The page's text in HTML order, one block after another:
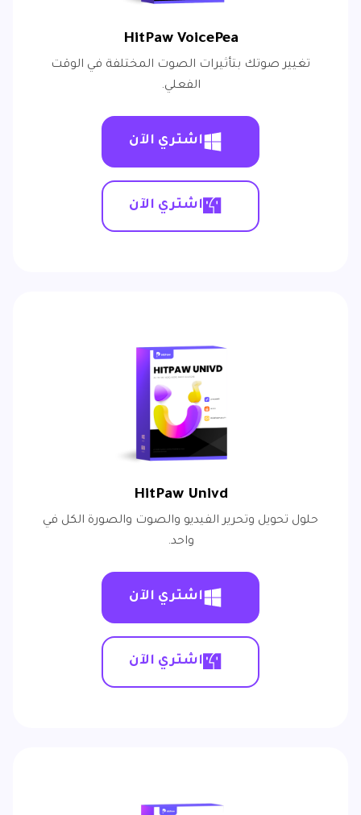
HitPaw VoicePea
تغيير صوتك بتأثيرات الصوت المختلفة في الوقت
الفعلي.
اشتري الآن
اشتري الآن
HitPaw Univd
حلول تحويل وتحرير الفيديو والصوت والصورة الكل في
واحد.
اشتري الآن
اشتري الآن